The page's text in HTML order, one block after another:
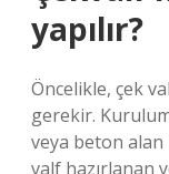
yapılır?
Öncelikle, çek
gerekir.
veya beton alan
valf hazırlanan